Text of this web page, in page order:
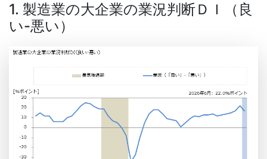
1. 製造業の大企業の業況判断ＤＩ（良
い-悪い）